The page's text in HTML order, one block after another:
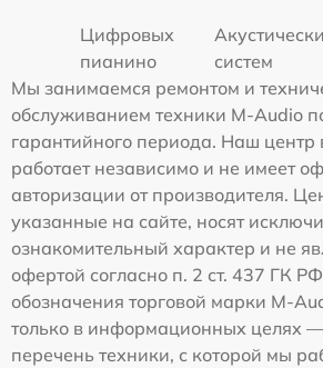
Цифровых
пианино
систем
Мы занимаемся ремонтом и
обслуживанием техники M-Audio
гарантийного периода. Наш центр
работает независимо и не имеет
авторизации от производителя.
указанные на сайте, носят
ознакомительный характер и не
офертой согласно п. 2 ст. 437 ГК
обозначения торговой марки M-
только в информационных целях —
перечень техники, с которой мы